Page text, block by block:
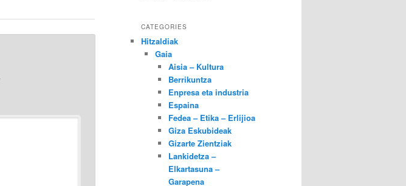
CATEGORIES
Hitzaldiak
Gaia
Aisia – Kultura
Berrikuntza
Enpresa eta industria
Espaina
Fedea – Etika – Erlijioa
Giza Eskubideak
Gizarte Zientziak
Lankidetza –
Elkartasuna –
Garapena